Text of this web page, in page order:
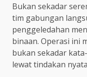
Bukan sekadar
tim gabungan
penggeledahan
binaan. Operasi ini
bukan sekadar
lewat tindakan